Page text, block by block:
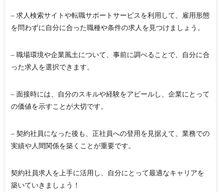
– 求人検索サイトや転職サポートサービスを利用して、雇用形態
を問わずに自分に合った職種や条件の求人を見つけましょう。
– 職場環境や企業風土について、事前に調べることで、自分に合
った求人を選択できます。
– 面接時には、自分のスキルや経験をアピールし、企業にとって
の価値を示すことが大切です。
– 契約社員になった後も、正社員への登用を見据えて、業務での
実績や人間関係を築くことが重要です。
契約社員求人を上手に活用し、自分にとって最適なキャリアを
築いていきましょう！